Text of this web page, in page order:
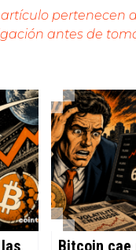
pertenecen
antes de